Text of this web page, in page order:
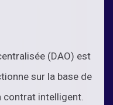
(DAO) est
sur la base de
contrat intelligent.